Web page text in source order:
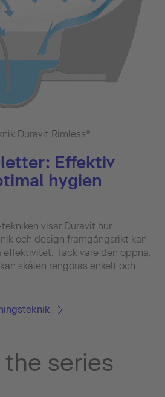
Duravit Rimless®
Effektiv
hygien
visar Duravit hur
och design framgångsrikt kan
effektivitet. Tack vare den öppna,
skålen rengöras enkelt och
series